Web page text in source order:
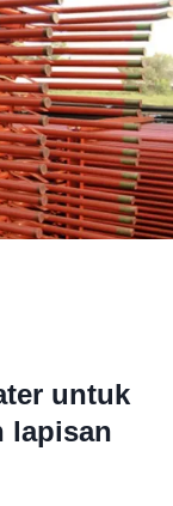
untuk
lapisan